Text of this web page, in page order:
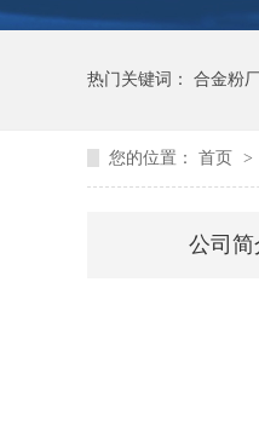
热门关键词： 合金粉
您的位置： 首页 >
公司简